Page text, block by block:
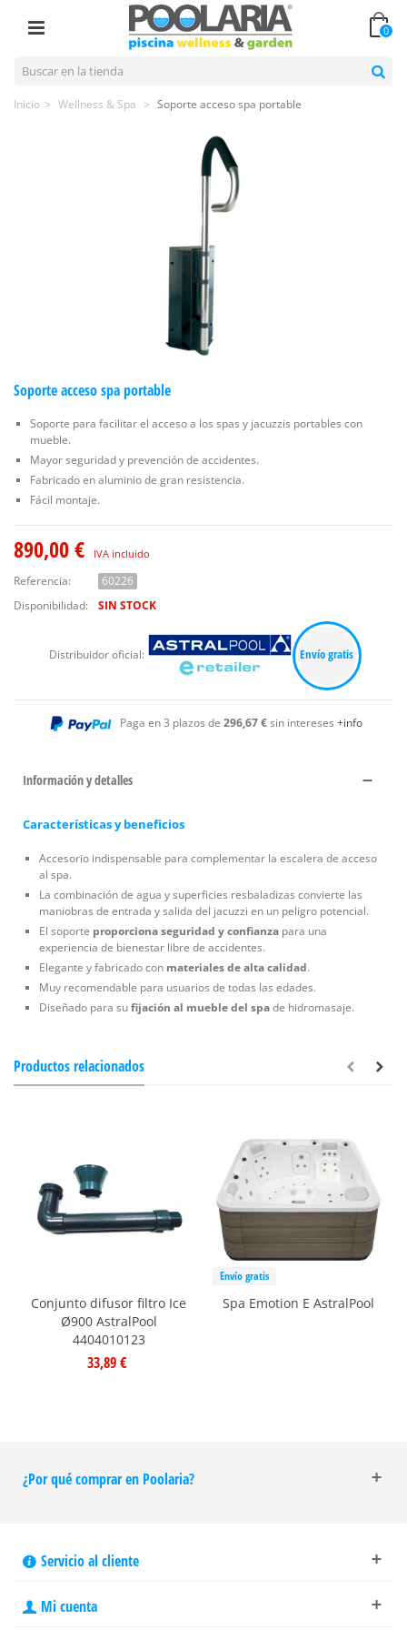
0
Inicio > Wellness & Spa > Soporte acceso spa portable
Soporte acceso spa portable
Soporte para facilitar el acceso a los spas y jacuzzis portables con
mueble.
Mayor seguridad y prevención de accidentes.
Fabricado en aluminio de gran resistencia.
Fácil montaje.
890,00 € IVA incluido
Referencia:
60226
Disponibilidad:
SIN STOCK
Distribuidor oficial: Envío gratis
Paga en 3 plazos de 296,67 €sin intereses +info
Información y detalles
Características y beneficios
Accesorio indispensable para complementar la escalera de acceso
al spa.
La combinación de agua y superficies resbaladizas convierte las
maniobras de entrada y salida del jacuzzi en un peligro potencial.
El soporte proporciona seguridad y confianza para una
experiencia de bienestar libre de accidentes.
Elegante y fabricado con materiales de alta calidad.
Muy recomendable para usuarios de todas las edades.
Diseñado para sufijación al mueble del spade hidromasaje.
Productos relacionados
Conjunto difusor filtro Ice
Ø900 AstralPool
4404010123
33,89 €
Envío gratis
Spa Emotion E AstralPool
¿Por qué comprar en Poolaria?
Servicio al cliente
Mi cuenta